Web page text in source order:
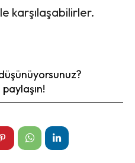
karşılaşabilirler.